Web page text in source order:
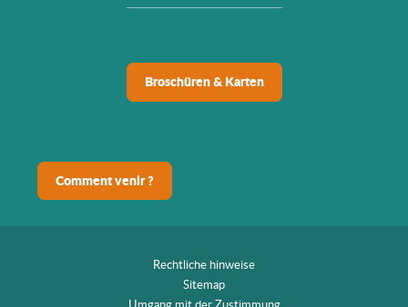
Broschüren & Karten
Comment venir ?
Rechtliche hinweise
Sitemap